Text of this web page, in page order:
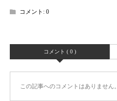
コメント: 0
コメント ( 0 )
この記事へのコメントはありません。